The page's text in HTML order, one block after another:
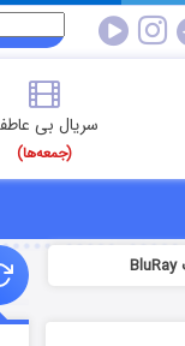
سریال بی
(جمعه‌ها)